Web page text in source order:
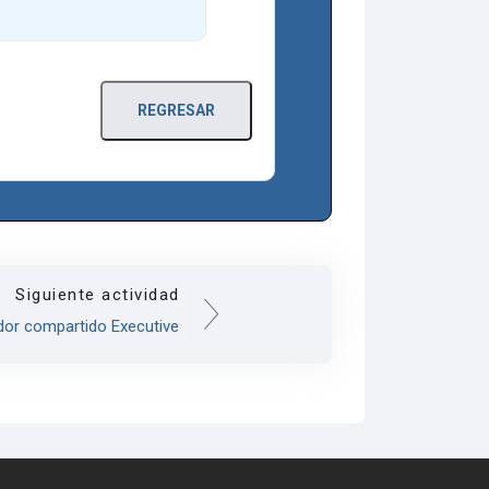
REGRESAR
Siguiente actividad
compartido Executive